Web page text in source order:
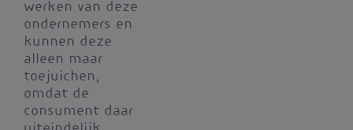
werken van deze
ondernemers en
kunnen deze
alleen maar
toejuichen,
omdat de
consument daar